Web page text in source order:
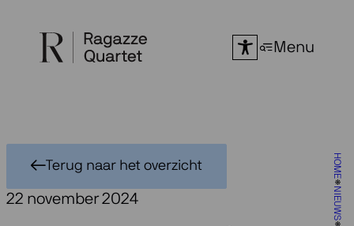
HOME
NIEUWS
Menu
22 november 2024
Terug naar het overzicht